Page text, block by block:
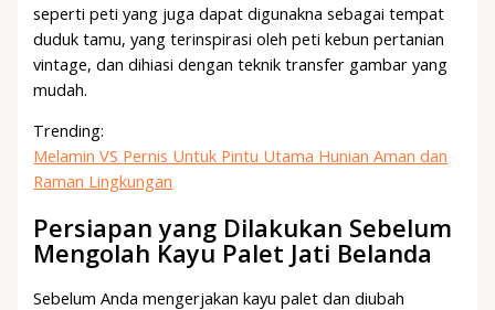
seperti peti yang juga dapat digunakna sebagai tempat
duduk tamu, yang terinspirasi oleh peti kebun pertanian
vintage, dan dihiasi dengan teknik transfer gambar yang
mudah.
Trending:
Melamin VS Pernis Untuk Pintu Utama Hunian Aman dan
Raman Lingkungan
Persiapan yang Dilakukan Sebelum
Mengolah Kayu Palet Jati Belanda
Sebelum Anda mengerjakan kayu palet dan diubah